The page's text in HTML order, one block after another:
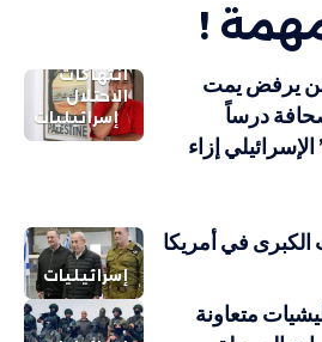
!
انتهاكات
الاحتلال
إسرائيليات
يرفض يمت
درساً
إزاء
إسرائيليات
الكبرى في أمريكا
متعاونة